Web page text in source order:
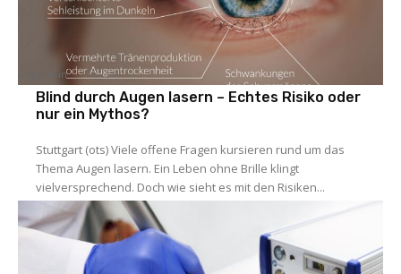
Allgemein
Blind durch Augen lasern – Echtes Risiko oder
nur ein Mythos?
Stuttgart (ots) Viele offene Fragen kursieren rund um das
Thema Augen lasern. Ein Leben ohne Brille klingt
vielversprechend. Doch wie sieht es mit den Risiken...